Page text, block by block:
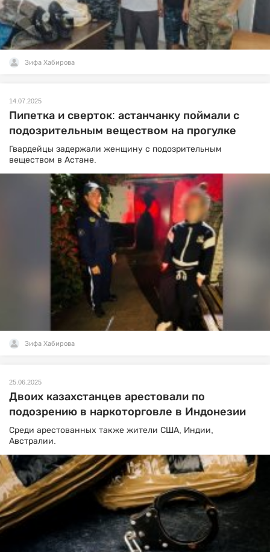
Зифа Хабирова
14.07.2025
Пипетка и сверток: астанчанку поймали с
подозрительным веществом на прогулке
Гвардейцы задержали женщину с подозрительным
веществом в Астане.
Зифа Хабирова
25.06.2025
Двоих казахстанцев арестовали по
подозрению в наркоторговле в Индонезии
Среди арестованных также жители США, Индии,
Австралии.